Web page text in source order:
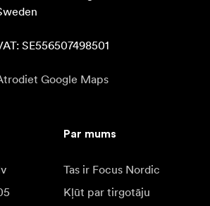
SE556507498501
Google Maps
Par mums
Tas ir Focus Nordic
Kļūt par tirgotāju